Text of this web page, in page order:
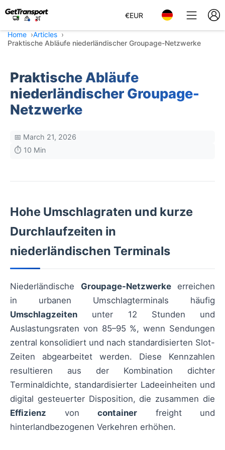
€EUR
Home
Articles
Praktische Abläufe niederländischer Groupage-Netzwerke
Praktische Abläufe
niederländischer Groupage-
Netzwerke
📅 March 21, 2026
⏱️ 10 Min
Hohe Umschlagraten und kurze
Durchlaufzeiten in
niederländischen Terminals
Niederländische Groupage-Netzwerkeerreichen
in urbanen Umschlagterminals häufig
Umschlagzeiten unter 12 Stunden und
Auslastungsraten von 85–95 %, wenn Sendungen
zentral konsolidiert und nach standardisierten Slot-
Zeiten abgearbeitet werden. Diese Kennzahlen
resultieren aus der Kombination dichter
Terminaldichte, standardisierter Ladeeinheiten und
digital gesteuerter Disposition, die zusammen die
Effizienz von container freight und
hinterlandbezogenen Verkehren erhöhen.